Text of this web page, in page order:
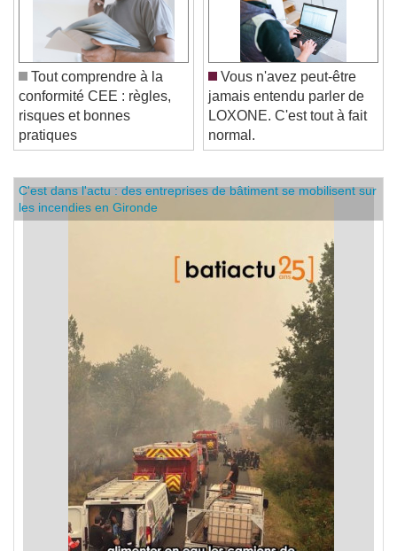
Tout comprendre à la
conformité CEE : règles,
risques et bonnes
pratiques
Vous n'avez peut-être
jamais entendu parler de
LOXONE. C'est tout à fait
normal.
C'est dans l'actu : des entreprises de bâtiment se mobilisent sur
les incendies en Gironde